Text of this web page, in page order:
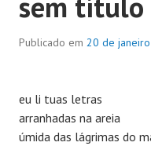
Publicado em 20 de
eu li tuas letras
arranhadas na areia
úmida das lágrimas do